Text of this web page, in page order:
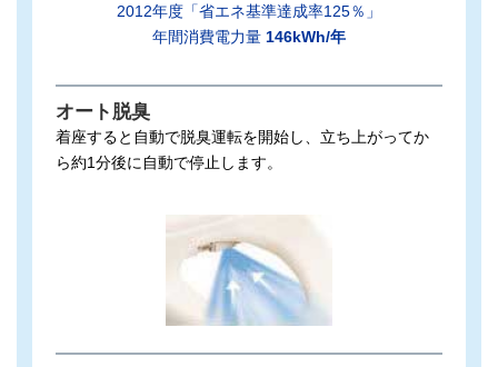
2012年度「省エネ基準達成率125％」
年間消費電力量 146kWh/年
オート脱臭
着座すると自動で脱臭運転を開始し、立ち上がってか
ら約1分後に自動で停止します。